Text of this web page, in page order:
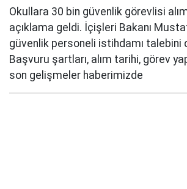
Okullara 30 bin güvenlik görevlisi
açıklama geldi. İçişleri Bakanı
güvenlik personeli istihdamı talebini
Başvuru şartları, alım tarihi, görev
son gelişmeler haberimizde